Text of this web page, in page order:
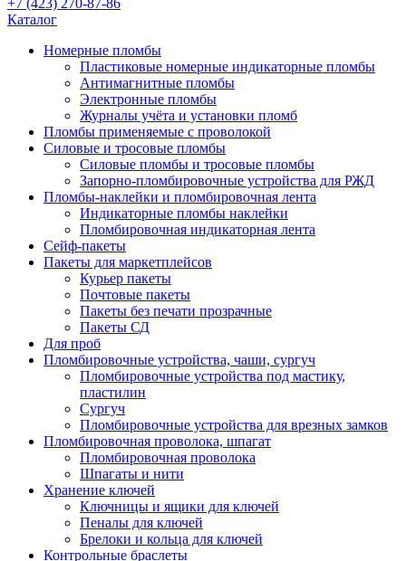
+7 (423) 270-87-86
Каталог
Номерные пломбы
Пластиковые номерные индикаторные пломбы
Антимагнитные пломбы
Электронные пломбы
Журналы учёта и установки пломб
Пломбы применяемые с проволокой
Силовые и тросовые пломбы
Силовые пломбы и тросовые пломбы
Запорно-пломбировочные устройства для РЖД
Пломбы-наклейки и пломбировочная лента
Индикаторные пломбы наклейки
Пломбировочная индикаторная лента
Сейф-пакеты
Пакеты для маркетплейсов
Курьер пакеты
Почтовые пакеты
Пакеты без печати прозрачные
Пакеты СД
Для проб
Пломбировочные устройства, чаши, сургуч
Пломбировочные устройства под мастику,
пластилин
Сургуч
Пломбировочные устройства для врезных замков
Пломбировочная проволока, шпагат
Пломбировочная проволока
Шпагаты и нити
Хранение ключей
Ключницы и ящики для ключей
Пеналы для ключей
Брелоки и кольца для ключей
Контрольные браслеты